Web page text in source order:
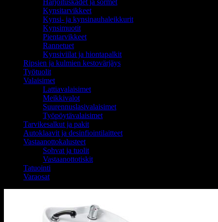
Harjoituskädet ja sormet
Kynsitarvikkeet
Kynsi- ja kynsinauhaleikkurit
Kynsimuotit
Pientarvikkeet
Rannetuet
Kynsiviilat ja hiontapalkit
Ripsien ja kulmien kestovärjäys
Työtuolit
Valaisimet
Lattiavalaisimet
Meikkivalot
Suurennuslasivalaisimet
Työpöytävalaisimet
Tarvikesalkut ja pakit
Autoklaavit ja desinfiointilaitteet
Vastaanottokalusteet
Sohvat ja tuolit
Vastaanottotiskit
Tatuointi
Varaosat